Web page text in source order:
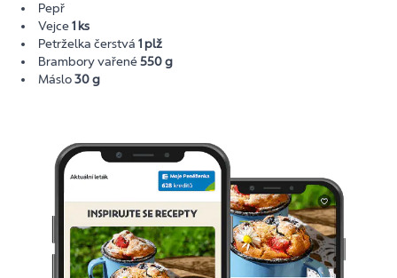
Pepř
Vejce1 ks
Petrželka čerstvá 1 plž
Brambory vařené550 g
Máslo30 g